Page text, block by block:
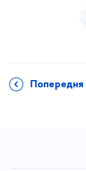
Попередня